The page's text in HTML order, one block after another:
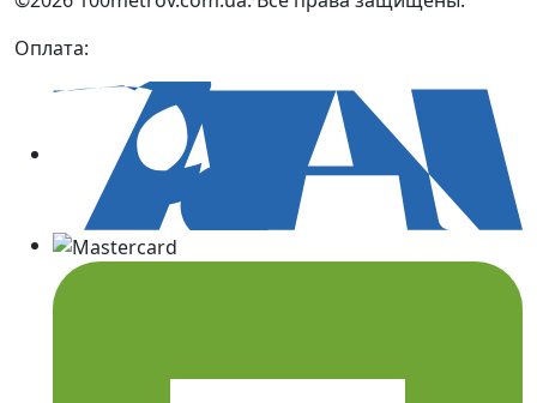
Оплата: